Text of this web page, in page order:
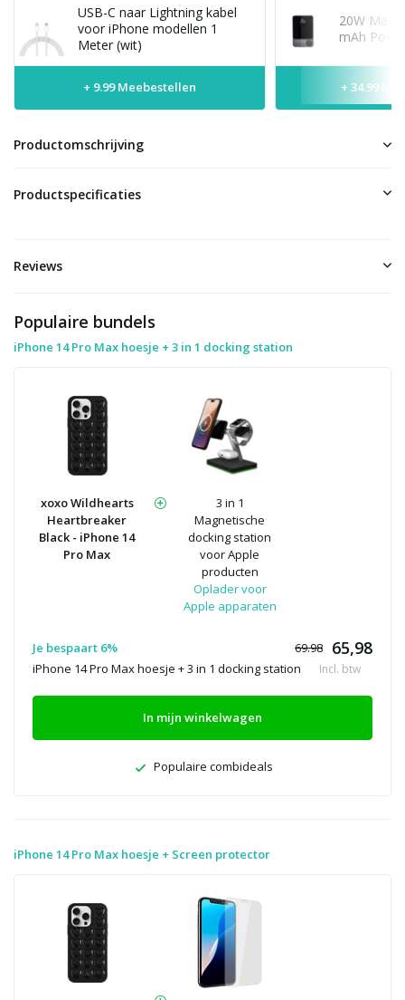
USB-C naar Lightning kabel
voor iPhone modellen 1
Meter (wit)
+ 9.99 Meebestellen
20W
mAh
+ 34.99
Productomschrijving
Productspecificaties
Reviews
Populaire bundels
iPhone 14 Pro Max hoesje + 3 in 1 docking station
xoxo Wildhearts
Heartbreaker
Black - iPhone 14
Pro Max
3 in 1
Magnetische
docking station
voor Apple
producten
Oplader voor
Apple apparaten
Je bespaart 6% 69.98 65,98
iPhone 14 Pro Max hoesje + 3 in 1 docking station Incl. btw
In mijn winkelwagen
Populaire combideals
iPhone 14 Pro Max hoesje + Screen protector